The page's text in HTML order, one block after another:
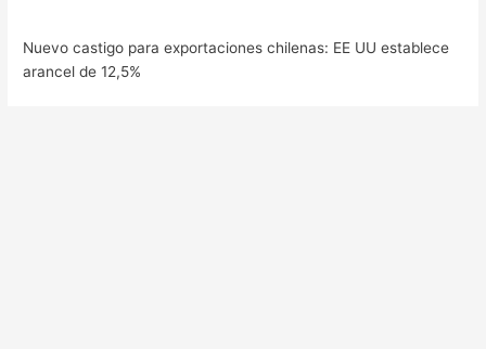
Nuevo castigo para exportaciones chilenas: EE UU establece
arancel de 12,5%